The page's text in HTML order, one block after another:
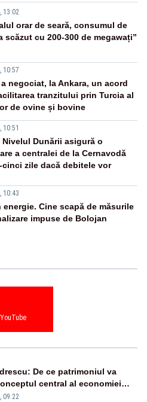
13:02
orar de seară, consumul de
scăzut cu 200-300 de megawați”
10:57
a negociat, la Ankara, un acord
tranzitului prin Turcia al
de ovine și bovine
10:51
Dunării asigură o
a centralei de la Cernavodă
cinci zile dacă debitele vor
10:43
energie. Cine scapă de măsurile
impuse de Bolojan
YouTube
De ce patrimoniul va
central al economiei
09:22